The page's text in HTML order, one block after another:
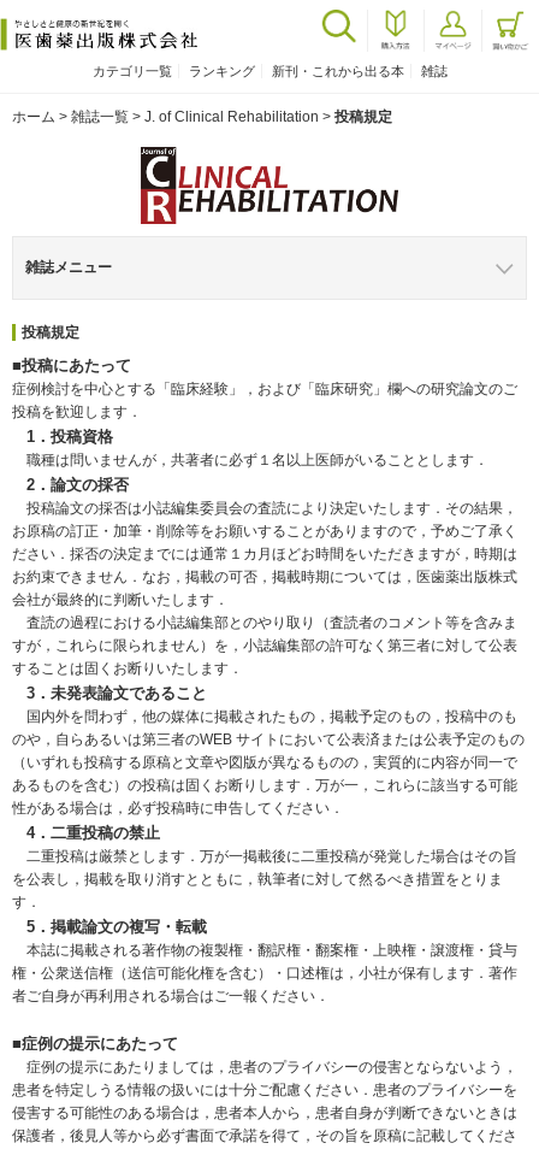
カテゴリ一覧 ランキング 新刊・これから出る本 雑誌
ホーム > 雑誌一覧 > J. of Clinical Rehabilitation > 投稿規定
雑誌メニュー
投稿規定
■投稿にあたって
症例検討を中心とする「臨床経験」，および「臨床研究」欄への研究論文のご
投稿を歓迎します．
1．投稿資格
職種は問いませんが，共著者に必ず１名以上医師がいることとします．
2．論文の採否
投稿論文の採否は小誌編集委員会の査読により決定いたします．その結果，
お原稿の訂正・加筆・削除等をお願いすることがありますので，予めご了承く
ださい．採否の決定までには通常１カ月ほどお時間をいただきますが，時期は
お約束できません．なお，掲載の可否，掲載時期については，医歯薬出版株式
会社が最終的に判断いたします．
査読の過程における小誌編集部とのやり取り（査読者のコメント等を含みま
すが，これらに限られません）を，小誌編集部の許可なく第三者に対して公表
することは固くお断りいたします．
3．未発表論文であること
国内外を問わず，他の媒体に掲載されたもの，掲載予定のもの，投稿中のも
のや，自らあるいは第三者のWEB サイトにおいて公表済または公表予定のもの
（いずれも投稿する原稿と文章や図版が異なるものの，実質的に内容が同一で
あるものを含む）の投稿は固くお断りします．万が一，これらに該当する可能
性がある場合は，必ず投稿時に申告してください．
4．二重投稿の禁止
二重投稿は厳禁とします．万が一掲載後に二重投稿が発覚した場合はその旨
を公表し，掲載を取り消すとともに，執筆者に対して然るべき措置をとりま
す．
5．掲載論文の複写・転載
本誌に掲載される著作物の複製権・翻訳権・翻案権・上映権・譲渡権・貸与
権・公衆送信権（送信可能化権を含む）・口述権は，小社が保有します．著作
者ご自身が再利用される場合はご一報ください．
■症例の提示にあたって
症例の提示にあたりましては，患者のプライバシーの侵害とならないよう，
患者を特定しうる情報の扱いには十分ご配慮ください．患者のプライバシーを
侵害する可能性のある場合は，患者本人から，患者自身が判断できないときは
保護者，後見人等から必ず書面で承諾を得て，その旨を原稿に記載してくださ